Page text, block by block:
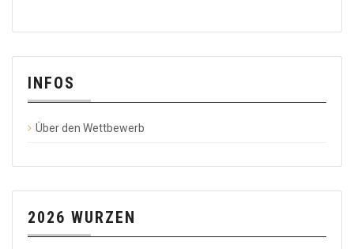
INFOS
Über den Wettbewerb
2026 WURZEN